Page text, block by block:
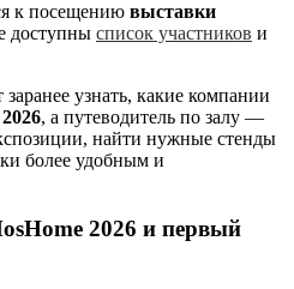
к посещению выставки
доступны список участников и
узнать, какие компании
, а путеводитель по залу —
найти нужные стенды
более удобным и
2026 и первый